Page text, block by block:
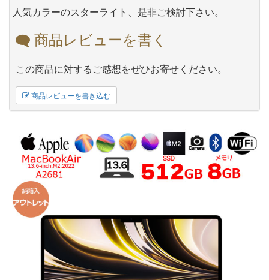
人気カラーのスターライト、是非ご検討下さい。
商品レビューを書く
この商品に対するご感想をぜひお寄せください。
商品レビューを書き込む